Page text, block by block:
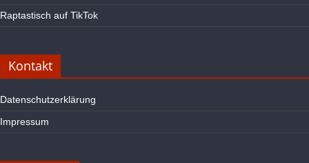
Raptastisch auf TikTok
Kontakt
Datenschutzerklärung
Impressum